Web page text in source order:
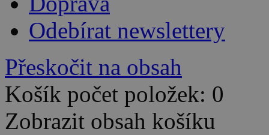
Odebírat newslettery
Přeskočit na obsah
Košík počet položek: 0
Zobrazit obsah košíku